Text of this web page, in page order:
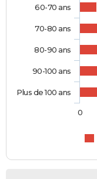
60-70 ans
70-80 ans
80-90 ans
90-100 ans
Plus de 100 ans
0